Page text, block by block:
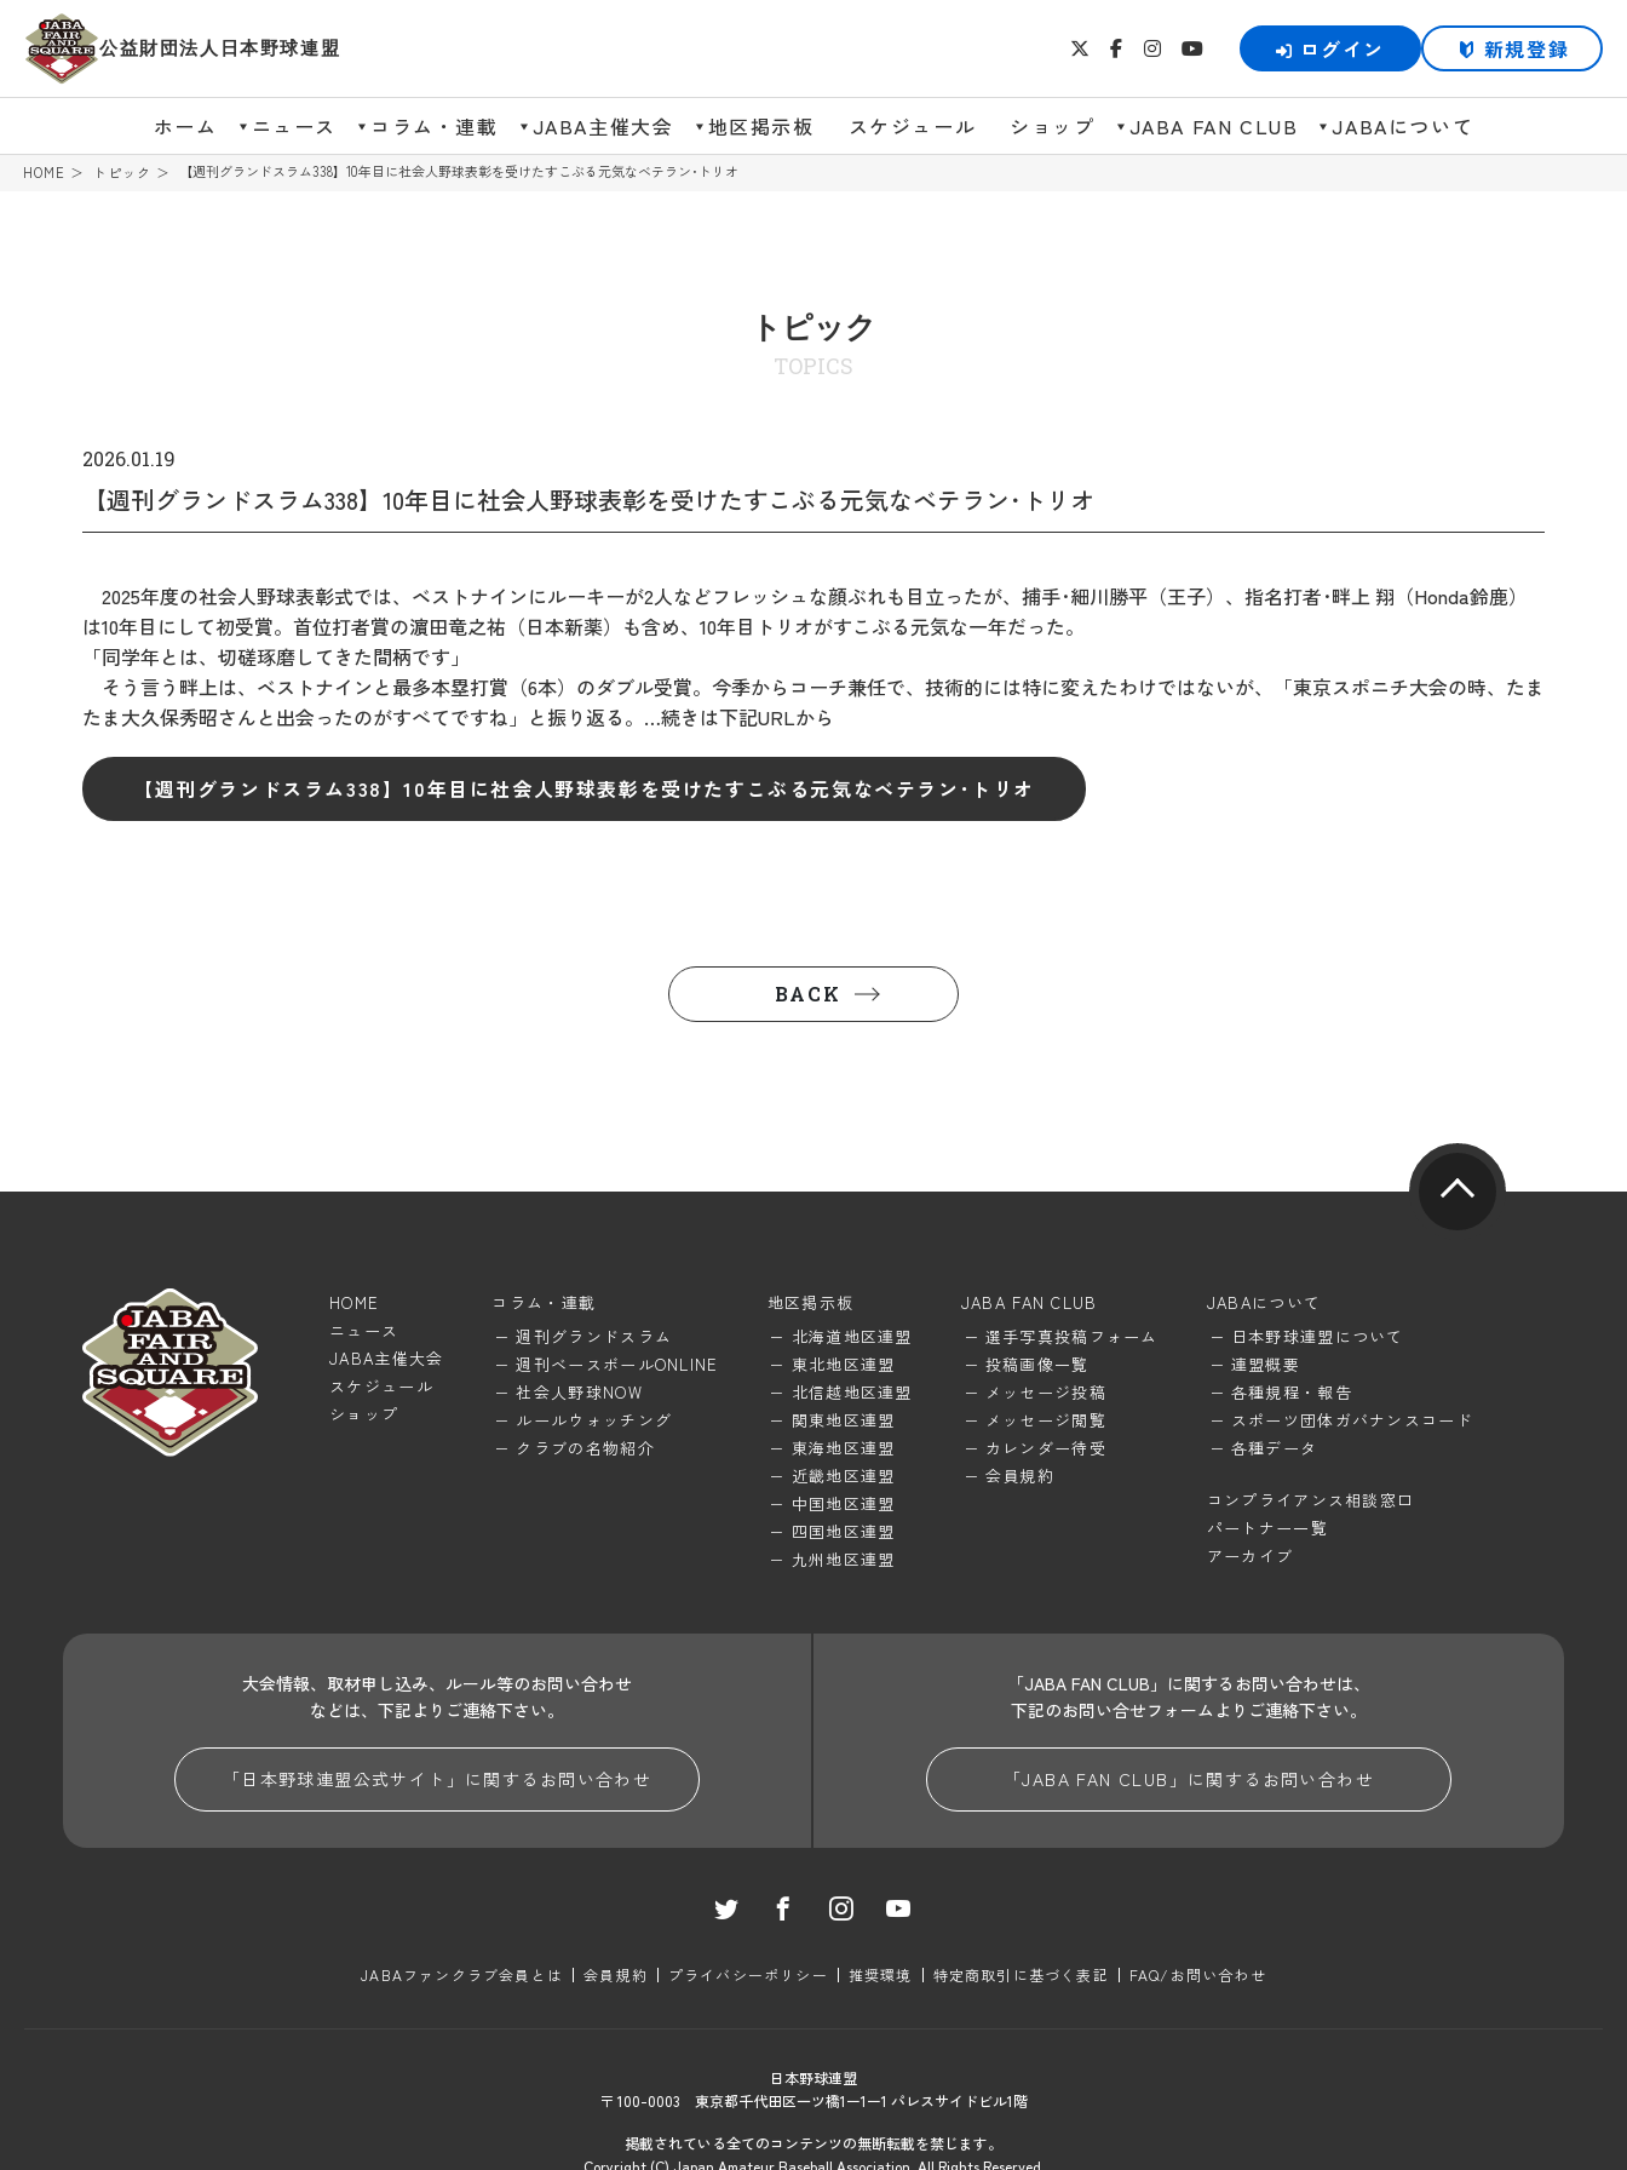
公益財団法人日本野球連盟 ログイン 新規登録
ホーム ニュース コラム・連載 JABA主催大会 地区掲示板 スケジュール ショップ JABA FAN CLUB JABAについて
HOME トピック 【週刊グランドスラム338】10年目に社会人野球表彰を受けたすこぶる元気なベテラン･トリオ
トピック
TOPICS
2026.01.19
【週刊グランドスラム338】10年目に社会人野球表彰を受けたすこぶる元気なベテラン･トリオ
2025年度の社会人野球表彰式では、ベストナインにルーキーが2人などフレッシュな顔ぶれも目立ったが、捕手･細川勝平（王子）、指名打者･畔上 翔（Honda鈴鹿）
は10年目にして初受賞。首位打者賞の濵田竜之祐（日本新薬）も含め、10年目トリオがすこぶる元気な一年だった。
「同学年とは、切磋琢磨してきた間柄です」
そう言う畔上は、ベストナインと最多本塁打賞（6本）のダブル受賞。今季からコーチ兼任で、技術的には特に変えたわけではないが、「東京スポニチ大会の時、たま
たま大久保秀昭さんと出会ったのがすべてですね」と振り返る。…続きは下記URLから
【週刊グランドスラム338】10年目に社会人野球表彰を受けたすこぶる元気なベテラン･トリオ
BACK
HOME
ニュース
JABA主催大会
スケジュール
ショップ
コラム・連載
週刊グランドスラム
週刊ベースボールONLINE
社会人野球NOW
ルールウォッチング
クラブの名物紹介
地区掲示板
北海道地区連盟
東北地区連盟
北信越地区連盟
関東地区連盟
東海地区連盟
近畿地区連盟
中国地区連盟
四国地区連盟
九州地区連盟
JABA FAN CLUB
選手写真投稿フォーム
投稿画像一覧
メッセージ投稿
メッセージ閲覧
カレンダー待受
会員規約
JABAについて
日本野球連盟について
連盟概要
各種規程・報告
スポーツ団体ガバナンスコード
各種データ
コンプライアンス相談窓口
パートナー一覧
アーカイブ
大会情報、取材申し込み、ルール等のお問い合わせ
などは、下記よりご連絡下さい。
「日本野球連盟公式サイト」に関する お問い合わせ
「JABA FAN CLUB」に関するお問い合わせは、
下記のお問い合せフォームよりご連絡下さい。
「JABA FAN CLUB」に関する お問い合わせ
JABAファンクラブ会員とは 会員規約 プライバシーポリシー 推奨環境 特定商取引に基づく表記 FAQ/お問い合わせ
日本野球連盟
〒 100-0003 東京都千代田区一ツ橋1ー1ー1 パレスサイドビル1階
掲載されている全てのコンテンツの無断転載を禁じます。